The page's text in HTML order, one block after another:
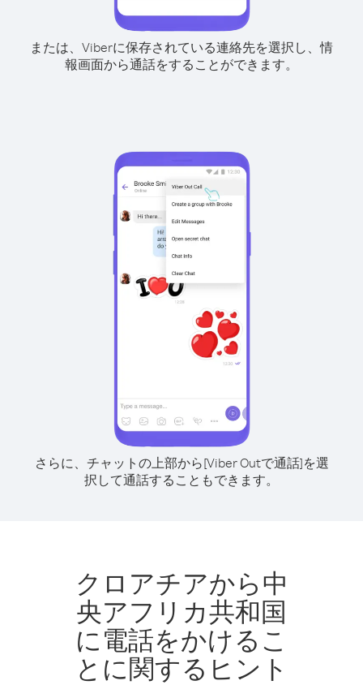
または、Viberに保存されている連絡先を選択し、情
報画面から通話をすることができます。
さらに、チャットの上部から[Viber Outで通話]を選
択して通話することもできます。
クロアチアから中
央アフリカ共和国
に電話をかけるこ
とに関するヒント